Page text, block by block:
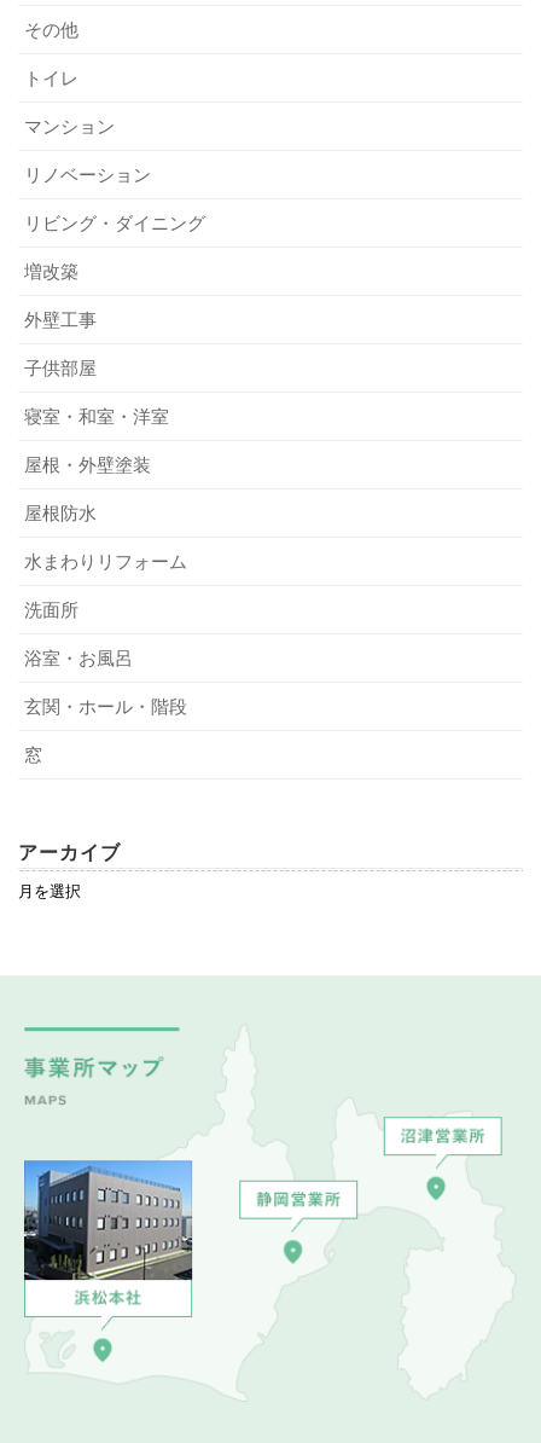
その他
トイレ
マンション
リノベーション
リビング・ダイニング
増改築
外壁工事
子供部屋
寝室・和室・洋室
屋根・外壁塗装
屋根防水
水まわりリフォーム
洗面所
浴室・お風呂
玄関・ホール・階段
窓
アーカイブ
ア
ー